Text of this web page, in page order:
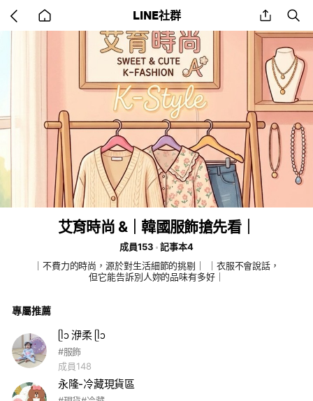
back
to
LINE社群 share
艾育時尚 &｜韓國服飾搶先看｜
成員153
記事本4
｜不費力的時尚，源於對生活細節的挑剔｜ ｜衣服不會說話，
但它能告訴別人妳的品味有多好｜
專屬推薦
ᥫᩣ 洢柔 ᥫᩣ
#服飾
成員148
永隆-冷藏現貨區